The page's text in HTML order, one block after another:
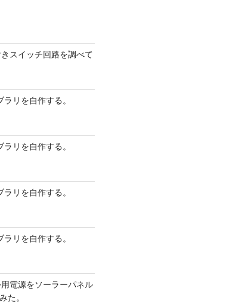
スイッチ回路を調べて
リを自作する。
リを自作する。
リを自作する。
リを自作する。
電源をソーラーパネル
た。